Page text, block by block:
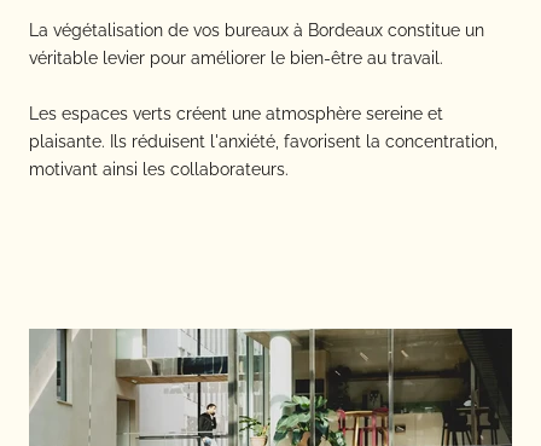
La végétalisation de vos bureaux à Bordeaux constitue un
véritable levier pour améliorer le bien-être au travail.
Les espaces verts créent une atmosphère sereine et
plaisante. Ils réduisent l'anxiété, favorisent la concentration,
motivant ainsi les collaborateurs.